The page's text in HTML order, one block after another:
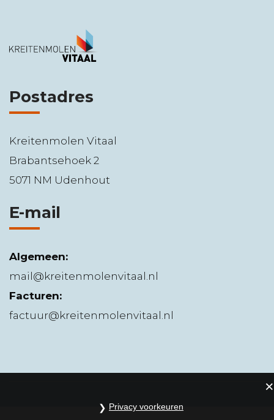
Postadres
Kreitenmolen Vitaal
Brabantsehoek 2
5071 NM Udenhout
E-mail
Algemeen:
mail@kreitenmolenvitaal.nl
Facturen:
factuur@kreitenmolenvitaal.nl
Privacy voorkeuren